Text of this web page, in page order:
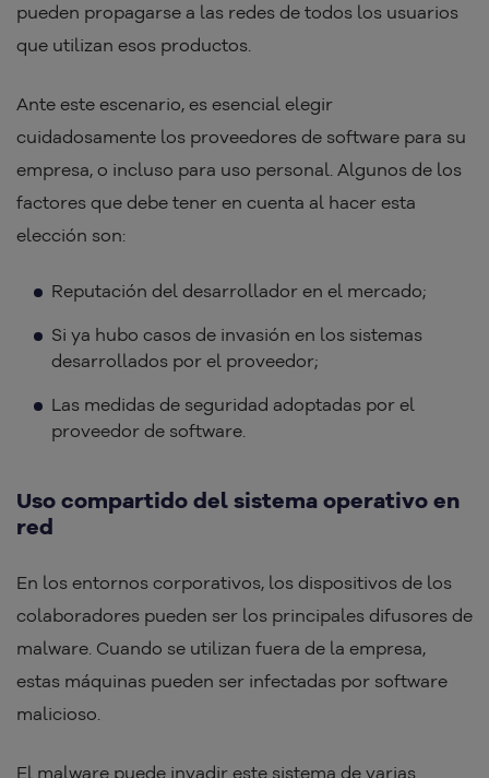
pueden propagarse a las redes de todos los usuarios
que utilizan esos productos.
Ante este escenario, es esencial elegir
cuidadosamente los proveedores de software para su
empresa, o incluso para uso personal. Algunos de los
factores que debe tener en cuenta al hacer esta
elección son:
Reputación del desarrollador en el mercado;
Si ya hubo casos de invasión en los sistemas
desarrollados por el proveedor;
Las medidas de seguridad adoptadas por el
proveedor de software.
Uso compartido del sistema operativo en
red
En los entornos corporativos, los dispositivos de los
colaboradores pueden ser los principales difusores de
malware. Cuando se utilizan fuera de la empresa,
estas máquinas pueden ser infectadas por software
malicioso.
El malware puede invadir este sistema de varias